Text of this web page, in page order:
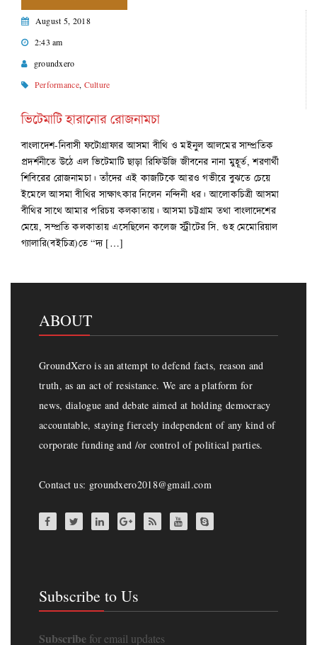
August 5, 2018
2:43 am
groundxero
Performance, Culture
ভিটেমাটি হারানোর রোজনামচা
বাংলাদেশ-নিবাসী ফটোগ্রাফার আসমা বীথি ও মইনুল আলমের সাম্প্রতিক
প্রদর্শনীতে উঠে এল ভিটেমাটি ছাড়া রিফিউজি জীবনের নানা মুহূর্ত, শরণার্থী
শিবিরের রোজনামচা। তাঁদের এই কাজটিকে আরও গভীরে বুঝতে চেয়ে
ইমেলে আসমা বীথির সাক্ষাৎকার নিলেন নন্দিনী ধর। আলোকচিত্রী আসমা
বীথির সাথে আমার পরিচয় কলকাতায়। আসমা চট্টগ্রাম তথা বাংলাদেশের
মেয়ে, সম্প্রতি কলকাতায় এসেছিলেন কলেজ স্ট্রীটের সি. গুহ মেমোরিয়াল
গ্যালারি(বইচিত্র)তে “দ্য […]
ABOUT
GroundXero is an attempt to defend facts, reason and
truth, as an act of resistance. We are a platform for
news, dialogue and debate aimed at holding democracy
accountable, staying fiercely independent of any kind of
corporate funding and /or control of political parties.
Contact us: groundxero2018@gmail.com
Subscribe to Us
Subscribe for email updates